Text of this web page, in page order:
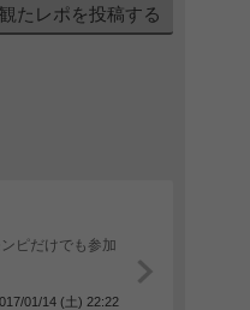
観たレポを投稿する
ピだけでも参加
01/14 (土) 22:22